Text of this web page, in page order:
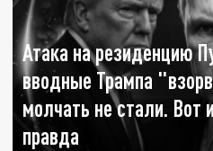
Атака на резиденцию
вводные Трампа
молчать не стали. Вот
правда